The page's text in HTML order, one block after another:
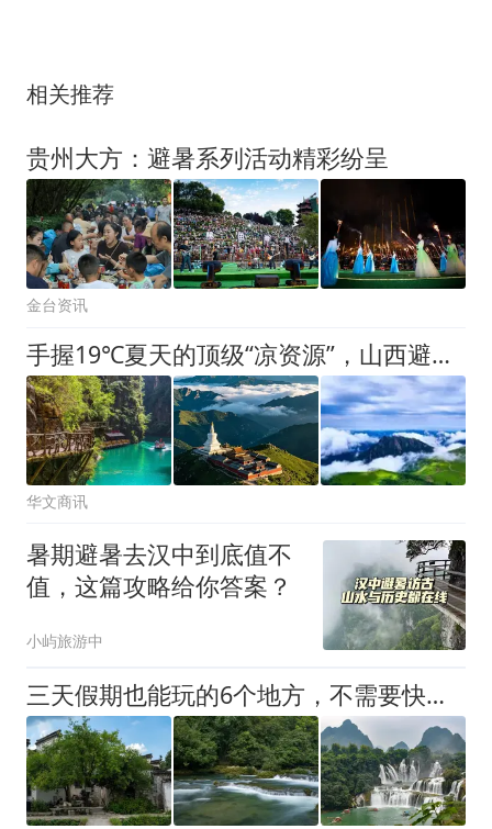
相关推荐
贵州大方：避暑系列活动精彩纷呈
金台资讯
手握19℃夏天的顶级“凉资源”，山西避暑为何没能“叫响”全国？
华文商讯
暑期避暑去汉中到底值不
值，这篇攻略给你答案？
小屿旅游中
三天假期也能玩的6个地方，不需要快节奏打卡，慢下来看看山水